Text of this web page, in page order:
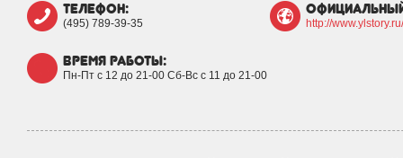
телефон:
(495) 789-39-35 http://www.ylstory.ru/
время работы:
Пн-Пт с 12 до 21-00 Сб-Вс с 11 до 21-00